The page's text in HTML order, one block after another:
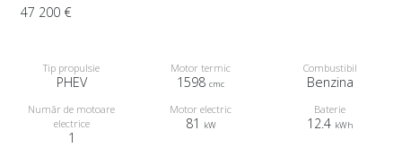
47 200 €
Tip propulsie
PHEV
Motor termic
1598 cmc
Combustibil
Benzina
Număr de motoare
electrice
1
Motor electric
81 kW
Baterie
12.4 kWh